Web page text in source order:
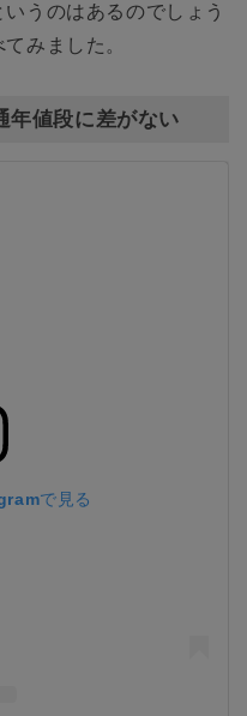
うのはあるのでしょう
みました。
年値段に差がない
で見る